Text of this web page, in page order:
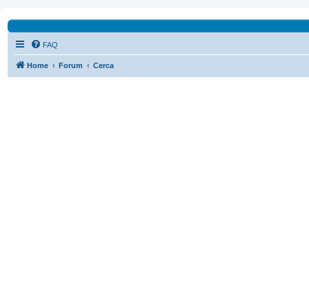
FAQ
Home Forum Cerca